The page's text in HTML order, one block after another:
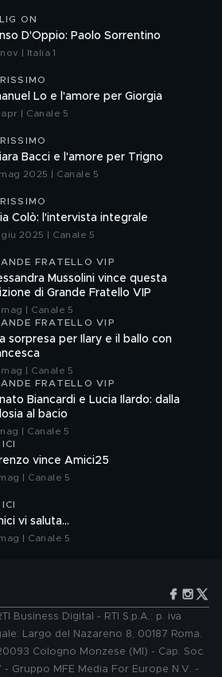
ON
D'Oppio: Paolo Sorrentino
| Italia 1
Lo e l'amore per Giorgia
| Canale 5
Bacci e l'amore per Trigno
2025 | Canale 5
Colò: l'intervista integrale
2025 | Canale 5
FRATELLO VIP
Mussolini vince questa
di Grande Fratello VIP
| Canale 5
FRATELLO VIP
sorpresa per Ilary e il ballo con
| Canale 5
FRATELLO VIP
Biancardi e Lucia Ilardo: dalla
al bacio
| Canale 5
vince Amici25
| Canale 5
vi saluta...
| Canale 5
Business Digital - RTI S.p.A.: p. iva
Largo del Nazareno 8, 00187 Roma.
Cologno Monzese (MI) - Cap. Soc.
Gruppo MFE Media For Europe N.V. -